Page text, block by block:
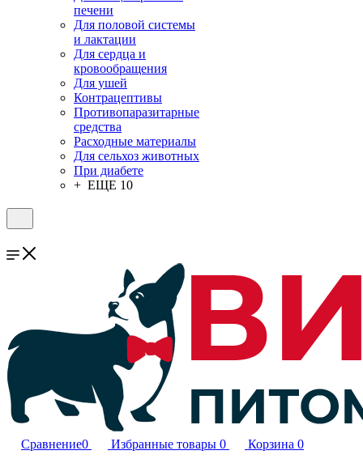
печени
Для половой системы
и лактации
Для сердца и
кровообращения
Для ушей
Контрацептивы
Противопаразитарные
средства
Расходные материалы
Для сельхоз животных
При диабете
+ ЕЩЕ 10
Сравнение0 Избранные товары 0 Корзина 0